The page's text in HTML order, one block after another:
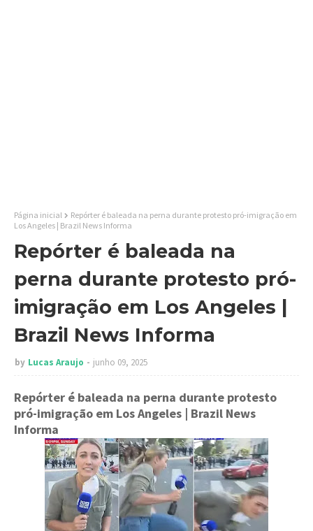
Página inicial
Repórter é baleada na perna durante protesto pró-imigração em
Los Angeles | Brazil News Informa
Repórter é baleada na
perna durante protesto pró-
imigração em Los Angeles |
Brazil News Informa
by Lucas Araujo junho 09, 2025
Repórter é baleada na perna durante protesto
pró-imigração em Los Angeles | Brazil News
Informa